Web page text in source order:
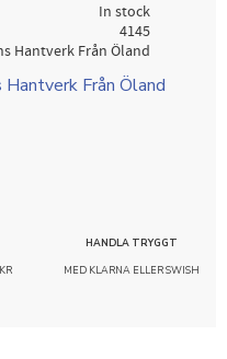
In stock
4145
Hantverk Från Öland
Från Öland
HANDLA TRYGGT
MED KLARNA ELLER SWISH